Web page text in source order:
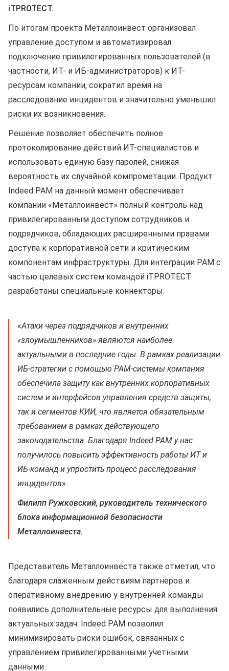
iTPROTECT.
По итогам проекта Металлоинвест организовал
управление доступом и автоматизировал
подключение привилегированных пользователей (в
частности, ИТ- и ИБ-администраторов) к ИТ-
ресурсам компании, сократил время на
расследование инцидентов и значительно уменьшил
риски их возникновения.
Решение позволяет обеспечить полное
протоколирование действий ИТ-специалистов и
использовать единую базу паролей, снижая
вероятность их случайной компрометации. Продукт
Indeed PAM на данный момент обеспечивает
компании «Металлоинвест» полный контроль над
привилегированным доступом сотрудников и
подрядчиков, обладающих расширенными правами
доступа к корпоративной сети и критическим
компонентам инфраструктуры. Для интеграции PAM с
частью целевых систем командой iTPROTECT
разработаны специальные коннекторы.
«Атаки через подрядчиков и внутренних
«злоумышленников» являются наиболее
актуальными в последние годы. В рамках реализации
ИБ-стратегии с помощью PAM-системы компания
обеспечила защиту как внутренних корпоративных
систем и интерфейсов управления средств защиты,
так и сегментов КИИ, что является обязательным
требованием в рамках действующего
законодательства. Благодаря Indeed PAM у нас
получилось повысить эффективность работы ИТ и
ИБ-команд и упростить процесс расследования
инцидентов».
Филипп Ружковский, руководитель технического
блока информационной безопасности
Металлоинвеста.
Представитель Металлоинвеста также отметил, что
благодаря слаженным действиям партнеров и
оперативному внедрению у внутренней команды
появились дополнительные ресурсы для выполнения
актуальных задач. Indeed PAM позволил
минимизировать риски ошибок, связанных с
управлением привилегированными учетными
данными.